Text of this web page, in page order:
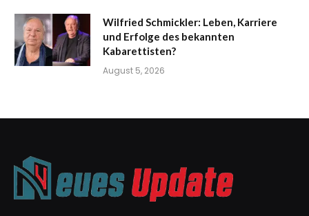
Wilfried Schmickler: Leben, Karriere
und Erfolge des bekannten
Kabarettisten?
August 5, 2026